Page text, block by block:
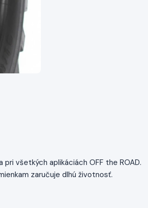
všetkých aplikáciách OFF the ROAD.
zaručuje dlhú životnosť.